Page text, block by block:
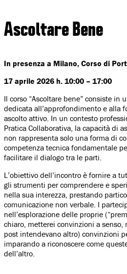
Ascoltare Bene
In presenza a Milano, Corso di
17 aprile 2026 h. 10:00 – 17:00
Il corso “Ascoltare bene” consiste in
dedicata all’approfondimento e alla
ascolto attivo. In un contesto
Pratica Collaborativa, la capacità di
non rappresenta solo una forma di
competenza tecnica fondamentale
facilitare il dialogo tra le parti.
L’obiettivo dell’incontro è fornire a
gli strumenti per comprendere e
nella sua interezza, prestando
comunicazione non verbale. I
nell’esplorazione delle proprie
chiaro, metterei convinzioni a senso,
post intendevano altro) convinzioni
imparando a riconoscere come
dell’altro.